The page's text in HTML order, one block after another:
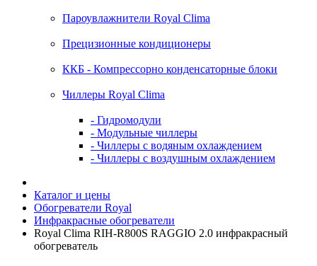
Пароувлажнители Royal Clima
Прецизионные кондиционеры
ККБ - Компрессорно конденсаторные блоки
Чиллеры Royal Clima
- Гидромодули
- Модульные чиллеры
- Чиллеры с водяным охлаждением
- Чиллеры с воздушным охлаждением
Каталог и цены
Обогреватели Royal
Инфракрасные обогреватели
Royal Clima RIH-R800S RAGGIO 2.0 инфракрасный
обогреватель